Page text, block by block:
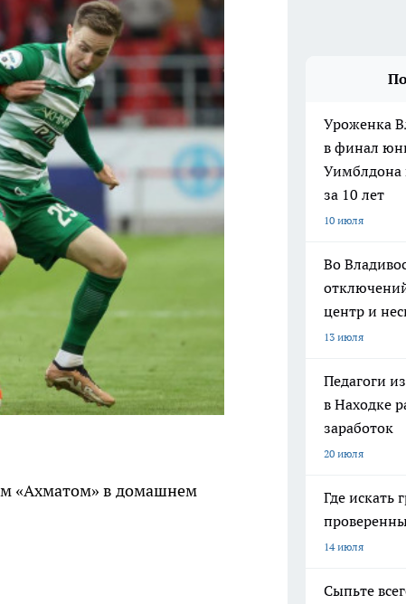
«Ахматом» в домашнем
Уроженка
в финал
Уимблдона
за 10 лет
10 июля
Во
центр и
13 июля
Педагоги
в Находке
заработок
20 июля
Где искать
14 июля
Сыпьте